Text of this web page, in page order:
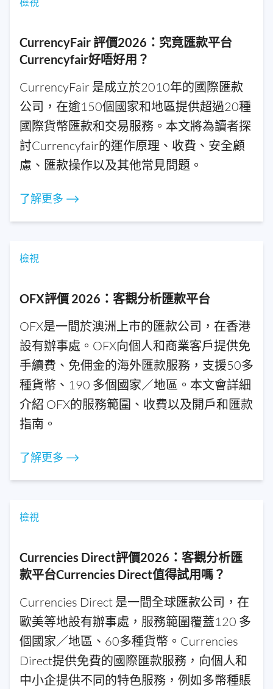
CurrencyFair 評價2026：究竟匯款平台
Currencyfair好唔好用？
CurrencyFair 是成立於2010年的國際匯款
公司，在逾150個國家和地區提供超過20種
國際貨幣匯款和交易服務。本文將為讀者探
討Currencyfair的運作原理、收費、安全顧
慮、匯款操作以及其他常見問題。
了解更多 ⟶
檢視
OFX評價 2026：客觀分析匯款平台
OFX是一間於澳洲上市的匯款公司，在香港
設有辦事處。OFX向個人和商業客戶提供免
手續費、免佣金的海外匯款服務，支援50多
種貨幣、190 多個國家／地區。本文會詳細
介紹 OFX的服務範圍、收費以及開戶和匯款
指南。
了解更多 ⟶
檢視
Currencies Direct評價2026：客觀分析匯
款平台Currencies Direct值得試用嗎？
Currencies Direct 是一間全球匯款公司，在
歐美等地設有辦事處，服務範圍覆蓋120 多
個國家／地區、60多種貨幣。Currencies
Direct提供免費的國際匯款服務，向個人和
中小企提供不同的特色服務，例如多幣種賬